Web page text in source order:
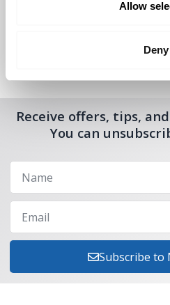
Allow
Deny
10.10.2024
Receive offers, tips,
You can
Subscribe to